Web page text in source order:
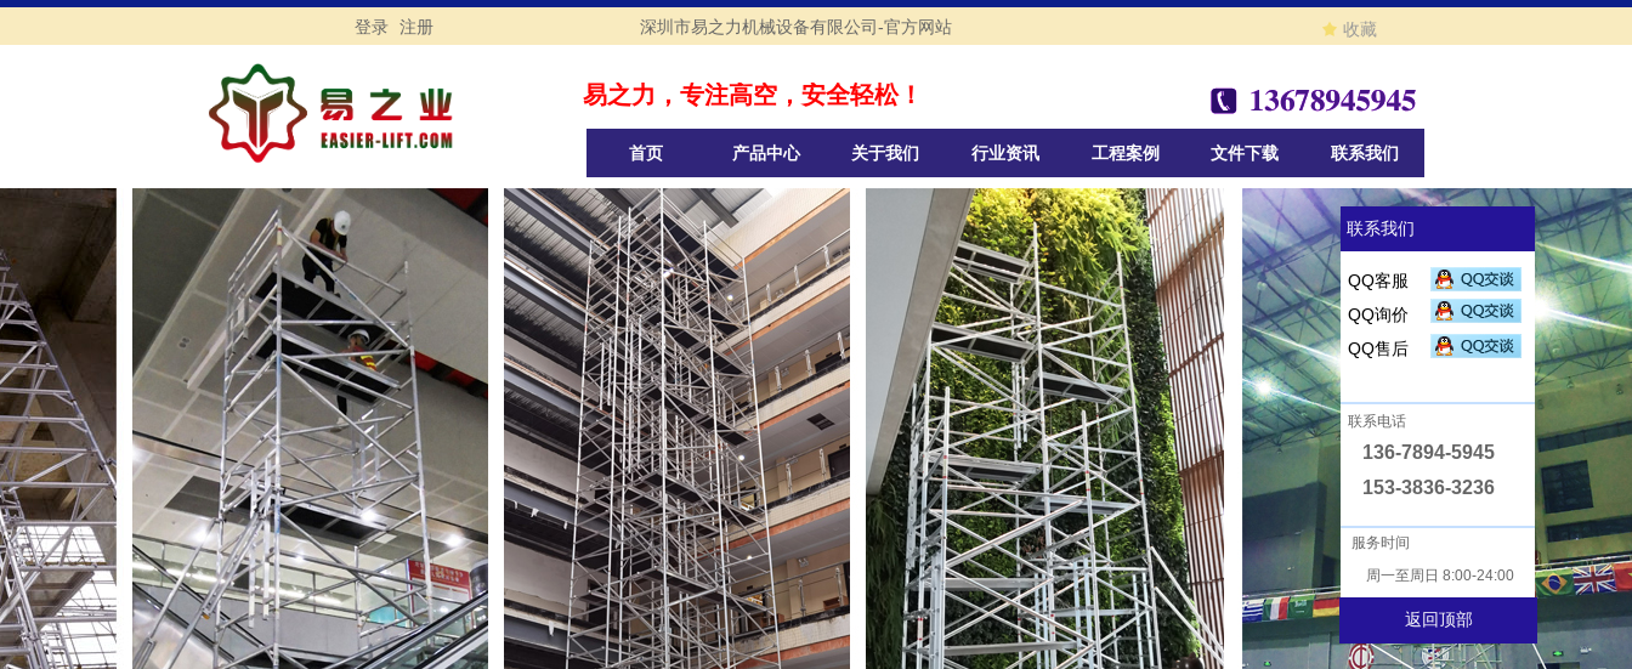
登录 注册 深圳市易之力机械设备有限公司-官方网站 끄 收藏
易之力，专注高空，安全轻松！
首页 产品中心 关于我们 行业资讯 工程案例 文件下载 联系我们
QQ客服
QQ询价
QQ售后
联系电话
136-7894-5945
153-3836-3236
服务时间
周一至周日 8:00-24:00
返回顶部
联系我们